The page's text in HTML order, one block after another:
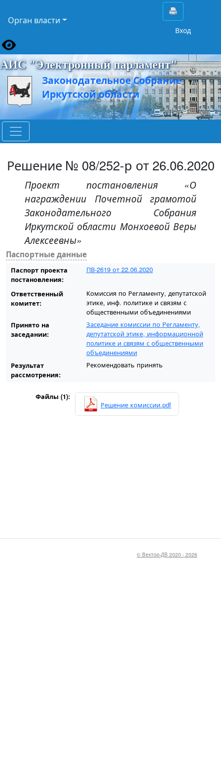
Орган власти
Вход
АИС "Электронный парламент"
Законодательное Собрание
Иркутской области
Решение № 08/252-р от 26.06.2020
Проект постановления «О
награждении Почетной грамотой
Законодательного Собрания
Иркутской области Монхоевой Веры
Алексеевны»
Паспортные данные
Паспорт проекта
постановления:
ПВ-2619 от 22.06.2020
Ответственный
комитет:
Комиссия по Регламенту, депутатской
этике, инф. политике и связям с
общественными объединениями
Принято на
заседании:
Заседание комиссии по Регламенту,
депутатской этике, информационной
политике и связям с общественными
объединениями
Результат
рассмотрения:
Рекомендовать принять
Файлы (1):
Решение комиссии.pdf
© Вектор-ДВ 2020 - 2026